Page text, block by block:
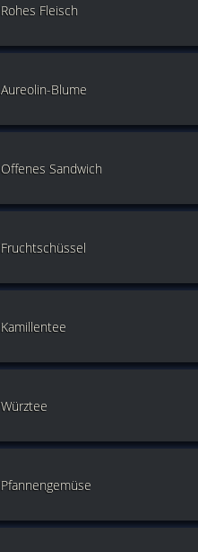
Rohes Fleisch
Aureolin-Blume
Offenes Sandwich
Fruchtschüssel
Kamillentee
Würztee
Pfannengemüse